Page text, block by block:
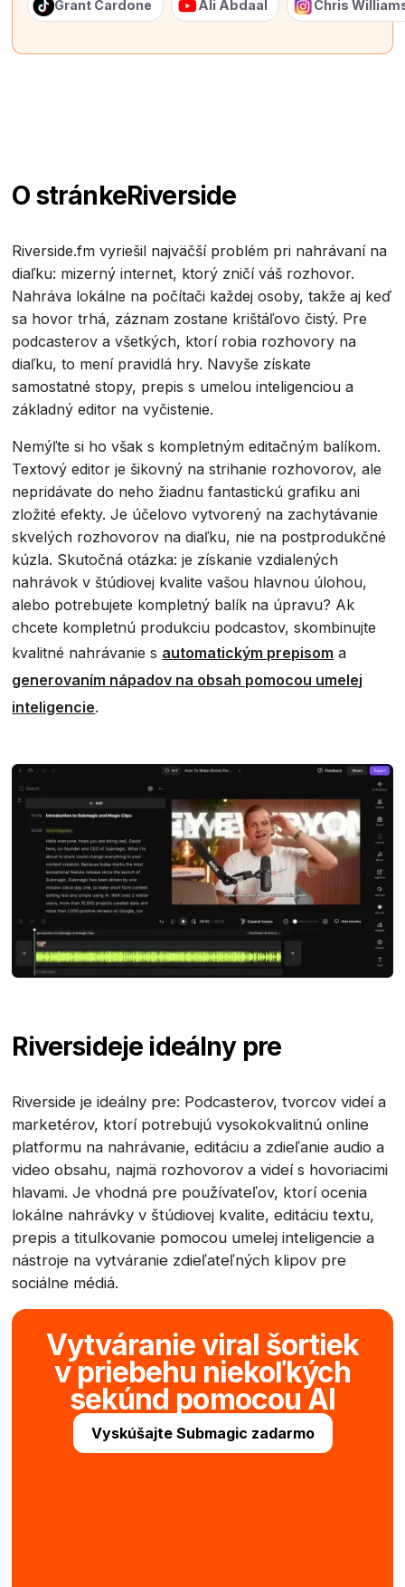
Grant Cardone Ali Abdaal Chris
O stránkeRiverside
Riverside.fm vyriešil najväčší problém pri nahrávaní na
diaľku: mizerný internet, ktorý zničí váš rozhovor.
Nahráva lokálne na počítači každej osoby, takže aj keď
sa hovor trhá, záznam zostane krištáľovo čistý. Pre
podcasterov a všetkých, ktorí robia rozhovory na
diaľku, to mení pravidlá hry. Navyše získate
samostatné stopy, prepis s umelou inteligenciou a
základný editor na vyčistenie.
Nemýľte si ho však s kompletným editačným balíkom.
Textový editor je šikovný na strihanie rozhovorov, ale
nepridávate do neho žiadnu fantastickú grafiku ani
zložité efekty. Je účelovo vytvorený na zachytávanie
skvelých rozhovorov na diaľku, nie na postprodukčné
kúzla. Skutočná otázka: je získanie vzdialených
nahrávok v štúdiovej kvalite vašou hlavnou úlohou,
alebo potrebujete kompletný balík na úpravu? Ak
chcete kompletnú produkciu podcastov, skombinujte
kvalitné nahrávanie s automatickým prepisom a
generovaním nápadov na obsah pomocou umelej
inteligencie.
Riversideje ideálny pre
Riverside je ideálny pre: Podcasterov, tvorcov videí a
marketérov, ktorí potrebujú vysokokvalitnú online
platformu na nahrávanie, editáciu a zdieľanie audio a
video obsahu, najmä rozhovorov a videí s hovoriacimi
hlavami. Je vhodná pre používateľov, ktorí ocenia
lokálne nahrávky v štúdiovej kvalite, editáciu textu,
prepis a titulkovanie pomocou umelej inteligencie a
nástroje na vytváranie zdieľateľných klipov pre
sociálne médiá.
Vytváranie viral šortiek
v priebehu niekoľkých
sekúnd pomocou AI
Vyskúšajte Submagic zadarmo